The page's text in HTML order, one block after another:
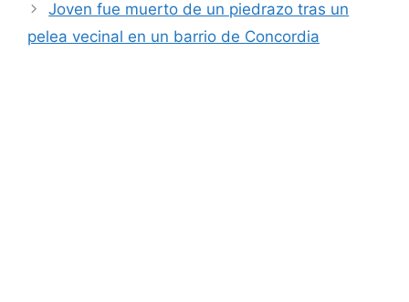
Joven fue muerto de un piedrazo tras un
pelea vecinal en un barrio de Concordia